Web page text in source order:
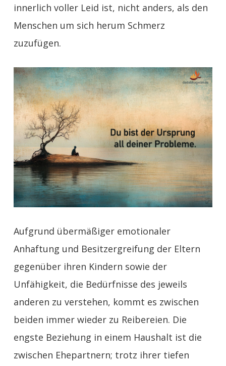
innerlich voller Leid ist, nicht anders, als den
Menschen um sich herum Schmerz
zuzufügen.
Aufgrund übermäßiger emotionaler
Anhaftung und Besitzergreifung der Eltern
gegenüber ihren Kindern sowie der
Unfähigkeit, die Bedürfnisse des jeweils
anderen zu verstehen, kommt es zwischen
beiden immer wieder zu Reibereien. Die
engste Beziehung in einem Haushalt ist die
zwischen Ehepartnern; trotz ihrer tiefen